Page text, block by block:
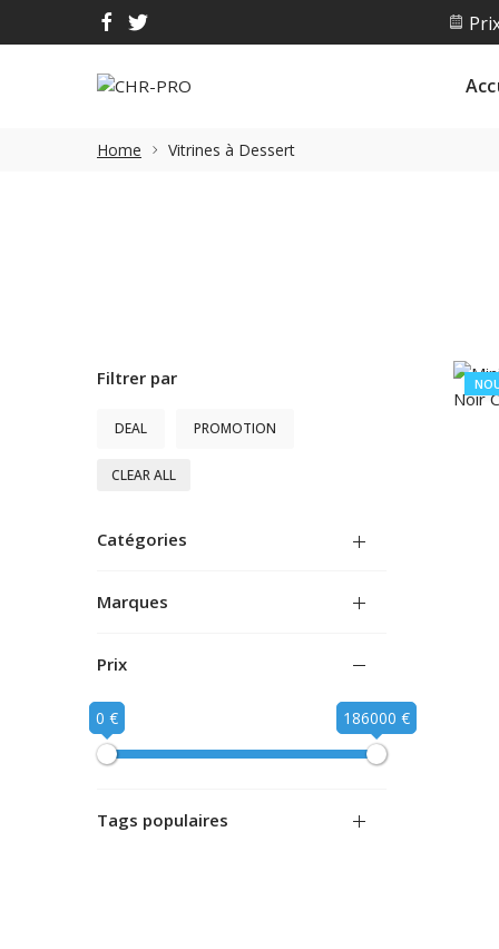
Home Vitrines à Dessert
Filtrer par
DEAL PROMOTION
CLEAR ALL
Catégories
Marques
Prix
0 € 186000 €
Tags populaires